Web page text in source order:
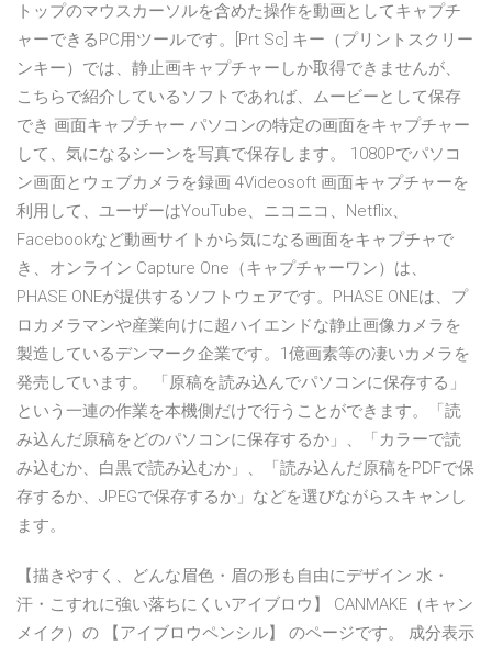
トップのマウスカーソルを含めた操作を動画としてキャプチ
ャーできるPC用ツールです。[Prt Sc] キー（プリントスクリー
ンキー）では、静止画キャプチャーしか取得できませんが、
こちらで紹介しているソフトであれば、ムービーとして保存
でき 画面キャプチャー パソコンの特定の画面をキャプチャー
して、気になるシーンを写真で保存します。 1080Pでパソコ
ン画面とウェブカメラを録画 4Videosoft 画面キャプチャーを
利用して、ユーザーはYouTube、ニコニコ、Netflix、
Facebookなど動画サイトから気になる画面をキャプチャで
き、オンライン Capture One（キャプチャーワン）は、
PHASE ONEが提供するソフトウェアです。PHASE ONEは、プ
ロカメラマンや産業向けに超ハイエンドな静止画像カメラを
製造しているデンマーク企業です。1億画素等の凄いカメラを
発売しています。 「原稿を読み込んでパソコンに保存する」
という一連の作業を本機側だけで行うことができます。「読
み込んだ原稿をどのパソコンに保存するか」、「カラーで読
み込むか、白黒で読み込むか」、「読み込んだ原稿をPDFで保
存するか、JPEGで保存するか」などを選びながらスキャンし
ます。
【描きやすく、どんな眉色・眉の形も自由にデザイン 水・
汗・こすれに強い落ちにくいアイブロウ】 CANMAKE（キャン
メイク）の 【アイブロウペンシル】 のページです。 成分表示